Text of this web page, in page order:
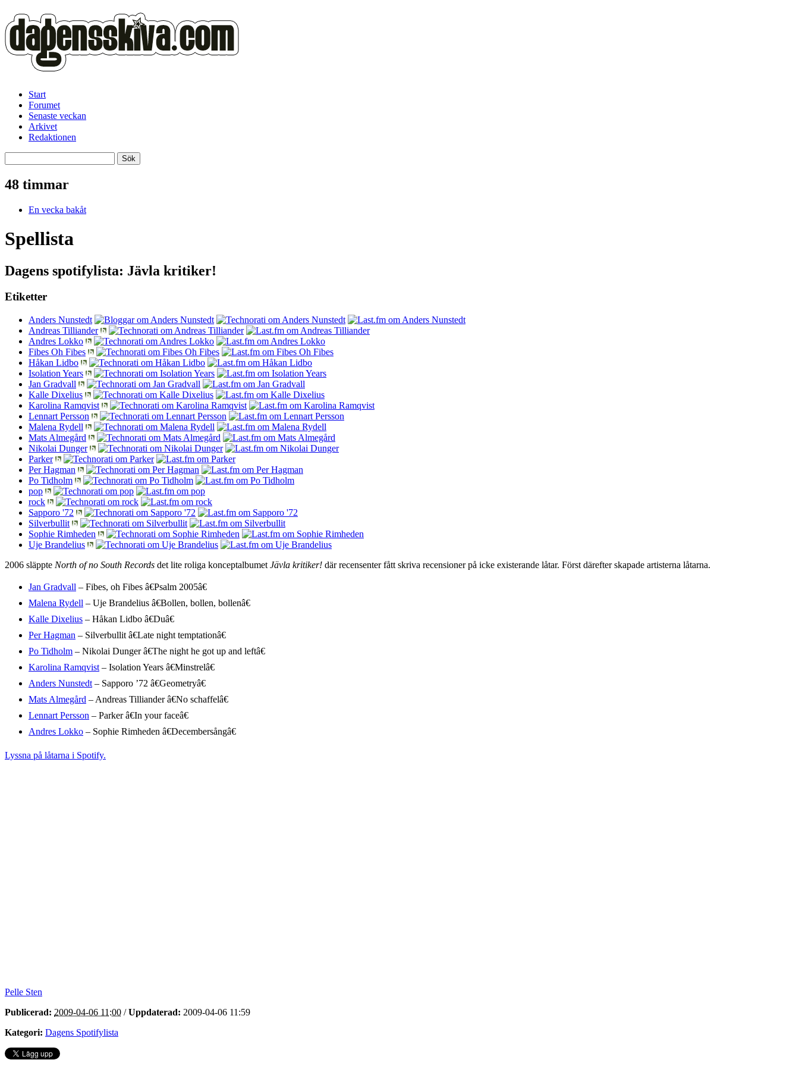
Start
Forumet
Senaste veckan
Arkivet
Redaktionen
48 timmar
En vecka bakåt
Spellista
Dagens spotifylista: Jävla kritiker!
Etiketter
Anders Nunstedt
Andreas Tilliander
Andres Lokko
Fibes Oh Fibes
Håkan Lidbo
Isolation Years
Jan Gradvall
Kalle Dixelius
Karolina Ramqvist
Lennart Persson
Malena Rydell
Mats Almegård
Nikolai Dunger
Parker
Per Hagman
Po Tidholm
pop
rock
Sapporo '72
Silverbullit
Sophie Rimheden
Uje Brandelius
2006 släppte North of no South Records det lite roliga konceptalbumet Jävla kritiker! där recensenter fått skriva recensioner på icke existerande låtar. Först därefter skapade artisterna låtarna.
Jan Gradvall – Fibes, oh Fibes â€Psalm 2005â€
Malena Rydell – Uje Brandelius â€Bollen, bollen, bollenâ€
Kalle Dixelius – Håkan Lidbo â€Duâ€
Per Hagman – Silverbullit â€Late night temptationâ€
Po Tidholm – Nikolai Dunger â€The night he got up and leftâ€
Karolina Ramqvist – Isolation Years â€Minstrelâ€
Anders Nunstedt – Sapporo ’72 â€Geometryâ€
Mats Almegård – Andreas Tilliander â€No schaffelâ€
Lennart Persson – Parker â€In your faceâ€
Andres Lokko – Sophie Rimheden â€Decembersångâ€
Lyssna på låtarna i Spotify.
Pelle Sten
Publicerad: 2009-04-06 11:00 /Uppdaterad: 2009-04-06 11:59
Kategori: Dagens Spotifylista